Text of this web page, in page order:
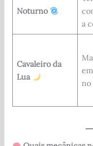
Noturno
a
Cavaleiro da
Lua
no